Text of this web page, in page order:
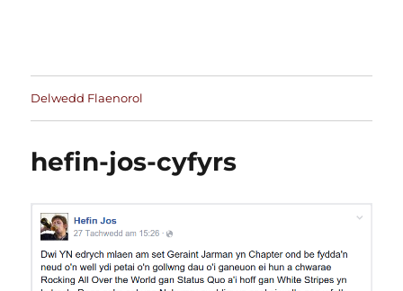
Delwedd Flaenorol
hefin-jos-cyfyrs